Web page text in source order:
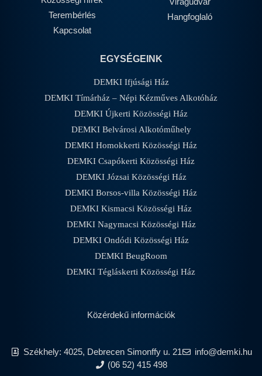
Terembérlés
Kapcsolat
Hangfoglaló
EGYSÉGEINK
DEMKI Ifjúsági Ház
DEMKI Tímárház – Népi Kézműves Alkotóház
DEMKI Újkerti Közösségi Ház
DEMKI Belvárosi Alkotóműhely
DEMKI Homokkerti Közösségi Ház
DEMKI Csapókerti Közösségi Ház
DEMKI Józsai Közösségi Ház
DEMKI Borsos-villa Közösségi Ház
DEMKI Kismacsi Közösségi Ház
DEMKI Nagymacsi Közösségi Ház
DEMKI Ondódi Közösségi Ház
DEMKI BeugRoom
DEMKI Tégláskerti Közösségi Ház
Közérdekű információk
Székhely: 4025, Debrecen Simonffy u. 21
info@demki.hu
(06 52) 415 498